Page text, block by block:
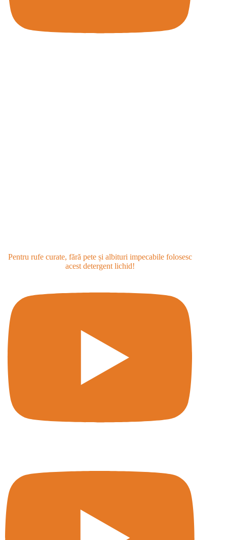
Pentru rufe curate, fără pete și albituri impecabile folosesc
acest detergent lichid!